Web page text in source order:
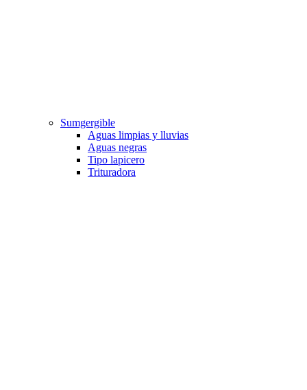
Sumgergible
Aguas limpias y lluvias
Aguas negras
Tipo lapicero
Trituradora